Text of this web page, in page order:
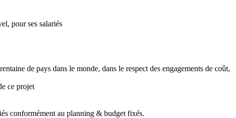
pour ses salariés
de pays dans le monde, dans le respect des engagements de coût,
ce projet
conformément au planning & budget fixés.